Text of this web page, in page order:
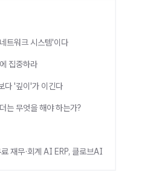
트워크 시스템'이다
집중하라
다 '깊이'가 이긴다
는 무엇을 해야 하는가?
재무·회계 AI ERP, 클로브AI